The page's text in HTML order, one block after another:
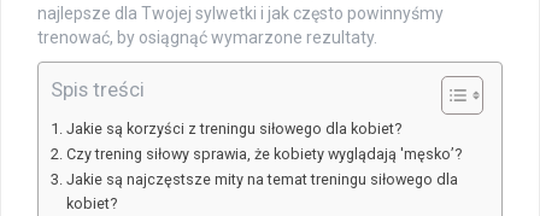
najlepsze dla Twojej sylwetki i jak często powinnyśmy
trenować, by osiągnąć wymarzone rezultaty.
Spis treści
Jakie są korzyści z treningu siłowego dla kobiet?
Czy trening siłowy sprawia, że kobiety wyglądają 'męsko’?
Jakie są najczęstsze mity na temat treningu siłowego dla
kobiet?